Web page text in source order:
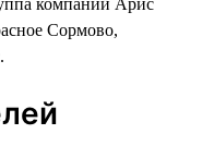
Сормово,